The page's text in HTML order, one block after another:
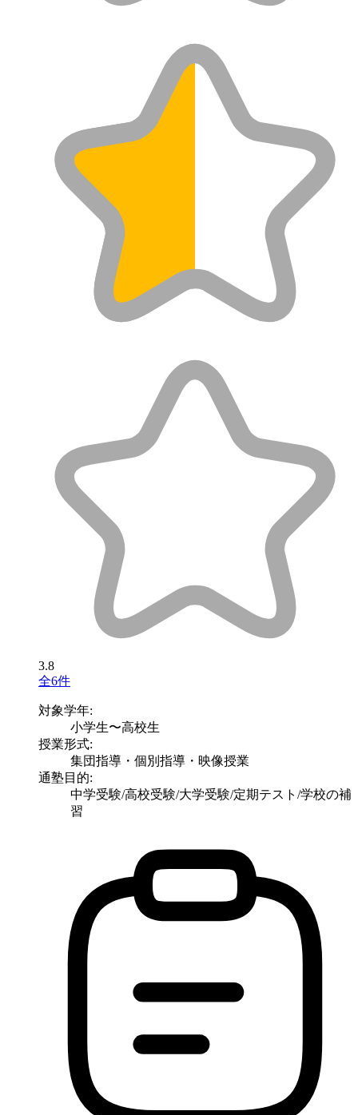
3.8
全6件
対象学年:
小学生〜高校生
授業形式:
集団指導・個別指導・映像授業
通塾目的:
中学受験/高校受験/大学受験/定期テスト/学校の補
習